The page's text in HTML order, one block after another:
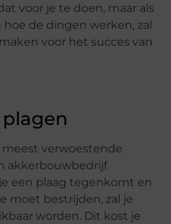
voor je te doen, maar als
de dingen werken, zal
voor het succes van
meest verwoestende
akkerbouwbedrijf
een plaag tegenkomt en
moet bestrijden, zal je
worden. Dit kost je